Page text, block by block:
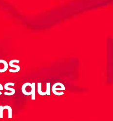
que